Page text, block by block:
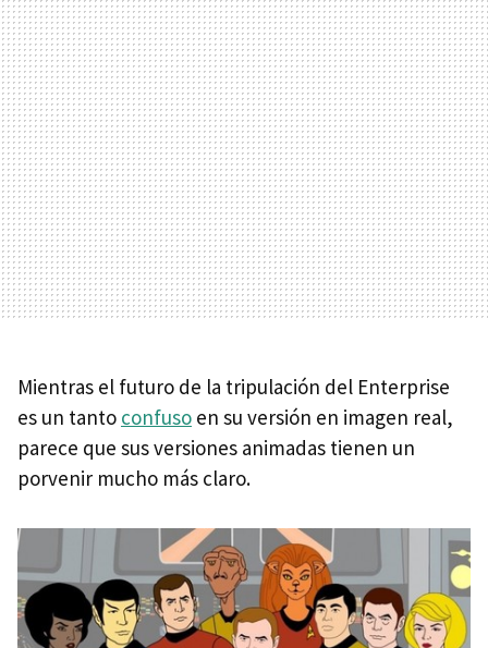
Mientras el futuro de la tripulación del Enterprise
es un tanto confuso en su versión en imagen real,
parece que sus versiones animadas tienen un
porvenir mucho más claro.